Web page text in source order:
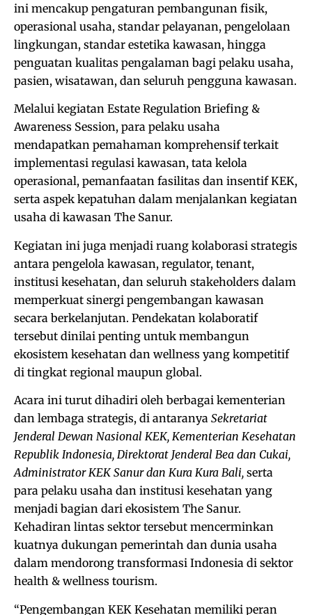
ini mencakup pengaturan pembangunan fisik,
operasional usaha, standar pelayanan, pengelolaan
lingkungan, standar estetika kawasan, hingga
penguatan kualitas pengalaman bagi pelaku usaha,
pasien, wisatawan, dan seluruh pengguna kawasan.
Melalui kegiatan Estate Regulation Briefing &
Awareness Session, para pelaku usaha
mendapatkan pemahaman komprehensif terkait
implementasi regulasi kawasan, tata kelola
operasional, pemanfaatan fasilitas dan insentif KEK,
serta aspek kepatuhan dalam menjalankan kegiatan
usaha di kawasan The Sanur.
Kegiatan ini juga menjadi ruang kolaborasi strategis
antara pengelola kawasan, regulator, tenant,
institusi kesehatan, dan seluruh stakeholders dalam
memperkuat sinergi pengembangan kawasan
secara berkelanjutan. Pendekatan kolaboratif
tersebut dinilai penting untuk membangun
ekosistem kesehatan dan wellness yang kompetitif
di tingkat regional maupun global.
Acara ini turut dihadiri oleh berbagai kementerian
dan lembaga strategis, di antaranya Sekretariat
Jenderal Dewan Nasional KEK, Kementerian Kesehatan
Republik Indonesia, Direktorat Jenderal Bea dan Cukai,
Administrator KEK Sanur dan Kura Kura Bali, serta
para pelaku usaha dan institusi kesehatan yang
menjadi bagian dari ekosistem The Sanur.
Kehadiran lintas sektor tersebut mencerminkan
kuatnya dukungan pemerintah dan dunia usaha
dalam mendorong transformasi Indonesia di sektor
health & wellness tourism.
“Pengembangan KEK Kesehatan memiliki peran